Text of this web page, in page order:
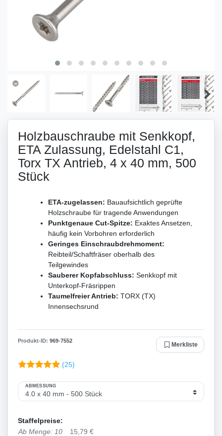
Holzbauschraube mit Senkkopf,
ETA Zulassung, Edelstahl C1,
Torx TX Antrieb, 4 x 40 mm, 500
Stück
ETA-zugelassen: Bauaufsichtlich geprüfte
Holzschraube für tragende Anwendungen
Punktgenaue Cut-Spitze: Exaktes Ansetzen,
häufig kein Vorbohren erforderlich
Geringes Einschraubdrehmoment:
Reibteil/Schaftfräser oberhalb des
Teilgewindes
Sauberer Kopfabschluss: Senkkopf mit
Unterkopf-Fräsrippen
Taumelfreier Antrieb: TORX (TX)
Innensechsrund
Produkt-ID: 969-7552
Merkliste
(25)
ABMESSUNG
Staffelpreise:
Ab Menge: 10
15,79 €